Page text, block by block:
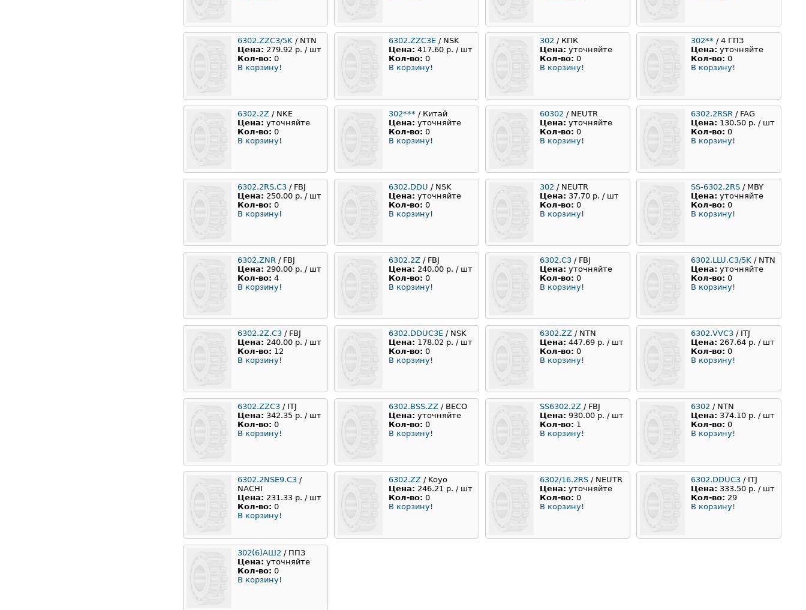
6302.ZZC3/5K / NTN
Цена: 279.92 р. / шт
Кол-во: 0
В корзину!
6302.ZZC3E / NSK
Цена: 417.60 р. / шт
Кол-во: 0
В корзину!
302 / КПК
Цена: уточняйте
Кол-во: 0
В корзину!
302** / 4 ГПЗ
Цена: уточняйте
Кол-во: 0
В корзину!
6302.2Z / NKE
Цена: уточняйте
Кол-во: 0
В корзину!
302*** / Китай
Цена: уточняйте
Кол-во: 0
В корзину!
60302 / NEUTR
Цена: уточняйте
Кол-во: 0
В корзину!
6302.2RSR / FAG
Цена: 130.50 р. / шт
Кол-во: 0
В корзину!
6302.2RS.C3 / FBJ
Цена: 250.00 р. / шт
Кол-во: 0
В корзину!
6302.DDU / NSK
Цена: уточняйте
Кол-во: 0
В корзину!
302 / NEUTR
Цена: 37.70 р. / шт
Кол-во: 0
В корзину!
SS-6302.2RS / MBY
Цена: уточняйте
Кол-во: 0
В корзину!
6302.ZNR / FBJ
Цена: 290.00 р. / шт
Кол-во: 4
В корзину!
6302.2Z / FBJ
Цена: 240.00 р. / шт
Кол-во: 0
В корзину!
6302.C3 / FBJ
Цена: уточняйте
Кол-во: 0
В корзину!
6302.LLU.C3/5K / NTN
Цена: уточняйте
Кол-во: 0
В корзину!
6302.2Z.C3 / FBJ
Цена: 240.00 р. / шт
Кол-во: 12
В корзину!
6302.DDUC3E / NSK
Цена: 178.02 р. / шт
Кол-во: 0
В корзину!
6302.ZZ / NTN
Цена: 447.69 р. / шт
Кол-во: 0
В корзину!
6302.VVC3 / ITJ
Цена: 267.64 р. / шт
Кол-во: 0
В корзину!
6302.ZZC3 / ITJ
Цена: 342.35 р. / шт
Кол-во: 0
В корзину!
6302.BSS.ZZ / BECO
Цена: уточняйте
Кол-во: 0
В корзину!
SS6302.2Z / FBJ
Цена: 930.00 р. / шт
Кол-во: 1
В корзину!
6302 / NTN
Цена: 374.10 р. / шт
Кол-во: 0
В корзину!
6302.2NSE9.C3 /
NACHI
Цена: 231.33 р. / шт
Кол-во: 0
В корзину!
6302.ZZ / Koyo
Цена: 246.21 р. / шт
Кол-во: 0
В корзину!
6302/16.2RS / NEUTR
Цена: уточняйте
Кол-во: 0
В корзину!
6302.DDUC3 / ITJ
Цена: 333.50 р. / шт
Кол-во: 29
В корзину!
302(6)АШ2 / ППЗ
Цена: уточняйте
Кол-во: 0
В корзину!